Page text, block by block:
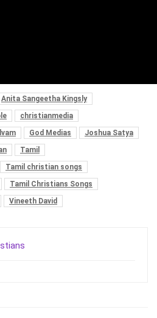
Anita Sangeetha Kingsly
christianmedia
God Medias
Joshua Satya
Tamil
Tamil christian songs
Tamil Christians Songs
Vineeth David